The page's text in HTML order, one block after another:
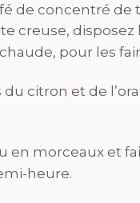
de concentré de
creuse,
pour les
citron et de
en morceaux et
heure.